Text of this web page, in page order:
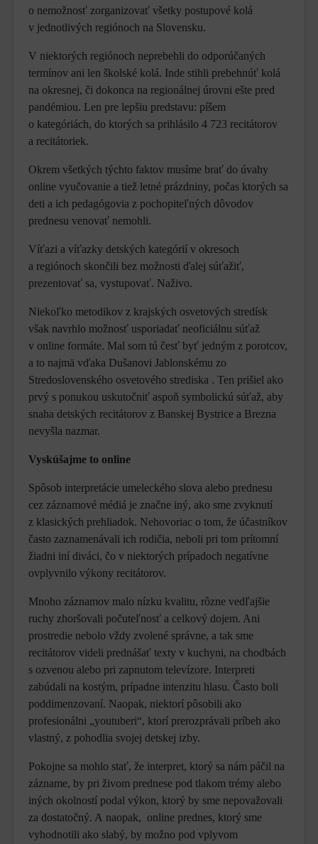
o nemožnosť zorganizovať všetky postupové kolá
v jednotlivých regiónoch na Slovensku.
V niektorých regiónoch neprebehli do odporúčaných
termínov ani len školské kolá. Inde stihli prebehnúť kolá
na okresnej, či dokonca na regionálnej úrovni ešte pred
pandémiou. Len pre lepšiu predstavu: píšem
o kategóriách, do ktorých sa prihlásilo 4 723 recitátorov
a recitátoriek.
Okrem všetkých týchto faktov musíme brať do úvahy
online vyučovanie a tiež letné prázdniny, počas ktorých sa
deti a ich pedagógovia z pochopiteľných dôvodov
prednesu venovať nemohli.
Víťazi a víťazky detských kategórií v okresoch
a regiónoch skončili bez možnosti ďalej súťažiť,
prezentovať sa, vystupovať. Naživo.
Niekoľko metodikov z krajských osvetových stredísk
však navrhlo možnosť usporiadať neoficiálnu súťaž
v online formáte. Mal som tú česť byť jedným z porotcov,
a to najmä vďaka Dušanovi Jablonskému zo
Stredoslovenského osvetového strediska . Ten prišiel ako
prvý s ponukou uskutočniť aspoň symbolickú súťaž, aby
snaha detských recitátorov z Banskej Bystrice a Brezna
nevyšla nazmar.
Vyskúšajme to online
Spôsob interpretácie umeleckého slova alebo prednesu
cez záznamové médiá je značne iný, ako sme zvyknutí
z klasických prehliadok. Nehovoriac o tom, že účastníkov
často zaznamenávali ich rodičia, neboli pri tom prítomní
žiadni iní diváci, čo v niektorých prípadoch negatívne
ovplyvnilo výkony recitátorov.
Mnoho záznamov malo nízku kvalitu, rôzne vedľajšie
ruchy zhoršovali počuteľnosť a celkový dojem. Ani
prostredie nebolo vždy zvolené správne, a tak sme
recitátorov videli prednášať texty v kuchyni, na chodbách
s ozvenou alebo pri zapnutom televízore. Interpreti
zabúdali na kostým, prípadne intenzitu hlasu. Často boli
poddimenzovaní. Naopak, niektorí pôsobili ako
profesionálni „youtuberi“, ktorí prerozprávali príbeh ako
vlastný, z pohodlia svojej detskej izby.
Pokojne sa mohlo stať, že interpret, ktorý sa nám páčil na
zázname, by pri živom prednese pod tlakom trémy alebo
iných okolností podal výkon, ktorý by sme nepovažovali
za dostatočný. A naopak, online prednes, ktorý sme
vyhodnotili ako slabý, by možno pod vplyvom